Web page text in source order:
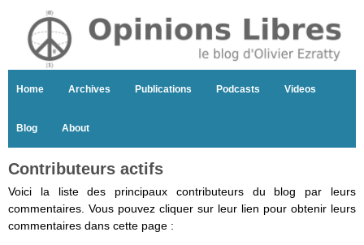
Home Archives Publications Podcasts Videos
Blog About
Contributeurs actifs
Voici la liste des principaux contributeurs du blog par leurs
commentaires. Vous pouvez cliquer sur leur lien pour obtenir leurs
commentaires dans cette page :